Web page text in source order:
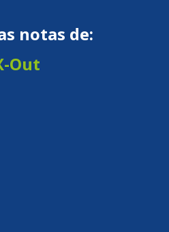
notas de:
Out